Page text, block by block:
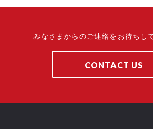
みなさまからのご連絡をお待ちし
CONTACT US